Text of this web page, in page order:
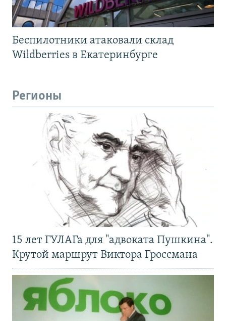
Беспилотники атаковали склад
Wildberries в Екатеринбурге
Регионы
15 лет ГУЛАГа для "адвоката Пушкина".
Крутой маршрут Виктора Гроссмана